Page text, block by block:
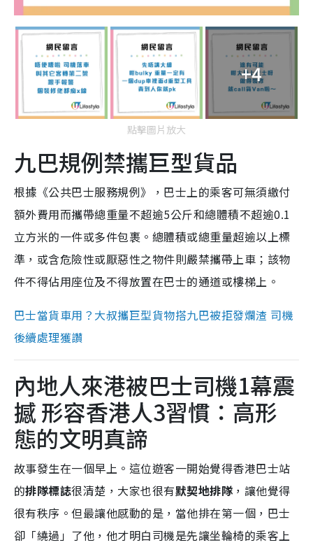
+4
點擊圖片放大
九巴規例禁攜巨型貨品
根據《公共巴士服務規例》，巴士上的乘客可無須繳付
額外費用而攜帶總重量不超逾5公斤和總體積不超逾0.1
立方米的一件或多件包裹。總體積或總重量超逾以上標
準，或含危險性或厭惡性之物件則嚴禁攜帶上車；該物
件不得佔用座位及不得放置在巴士的通道或樓梯上。
巴士當貨車用？大叔攜巨型貨物搭九巴被拒發爛渣 司機
後續處理獲讚
內地人來港被巴士司機1幕震
撼 形容香港人3習慣：高形
態的文明真諦
故事發生在一個早上。這位遊客一開始覺得香港巴士站
的排隊標誌很清楚，大家也很有默契地排隊 ，讓他覺得
很有秩序。但最讓他感動的是，當他排在第一個，巴士
卻「繞過」了他，他才明白司機是先讓坐輪椅的乘客上